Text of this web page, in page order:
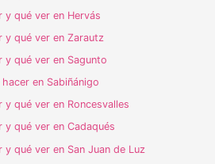
y qué ver en Hervás
y qué ver en Zarautz
y qué ver en Sagunto
en Sabiñánigo
y qué ver en Roncesvalles
y qué ver en Cadaqués
qué ver en San Juan de Luz